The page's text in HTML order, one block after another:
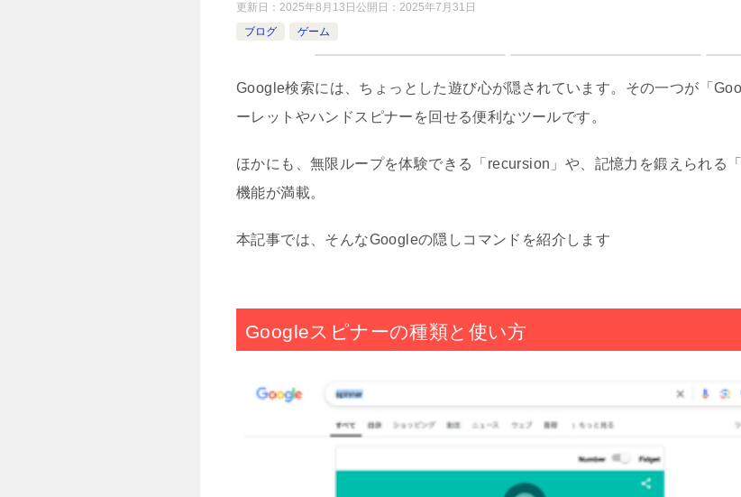
更新日： 2025年8月13日 公開日： 2025年7月31日
ブログ
ゲーム
Google検索には、ちょっとした遊び心が隠されています。その一つが「
ーレットやハンドスピナーを回せる便利なツールです。
ほかにも、無限ループを体験できる「recursion」や、記憶力を鍛えられる
機能が満載。
本記事では、そんなGoogleの隠しコマンドを紹介します
Googleスピナーの種類と使い方